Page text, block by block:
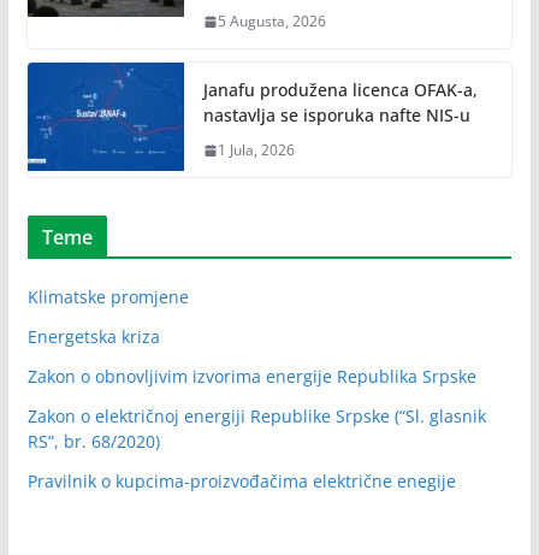
5 Augusta, 2026
Janafu produžena licenca OFAK-a,
nastavlja se isporuka nafte NIS-u
1 Jula, 2026
Teme
Klimatske promjene
Energetska kriza
Zakon o obnovljivim izvorima energije Republika Srpske
Zakon o električnoj energiji Republike Srpske (“Sl. glasnik
RS”, br. 68/2020)
Pravilnik o kupcima-proizvođačima električne enegije